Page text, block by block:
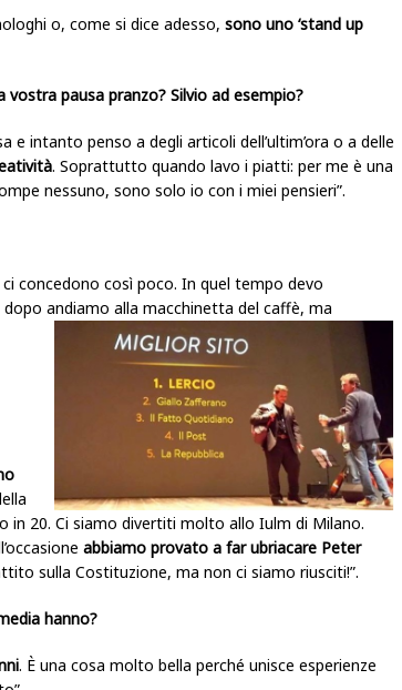
o, come si dice adesso, sono uno ‘stand up
vostra pausa pranzo? Silvio ad esempio?
e intanto penso a degli articoli dell’ultim’ora o a delle
. Soprattutto quando lavo i piatti: per me è una
nessuno, sono solo io con i miei pensieri”.
concedono così poco. In quel tempo devo
andiamo alla macchinetta del caffè, ma
in 20. Ci siamo divertiti molto allo Iulm di Milano.
abbiamo provato a far ubriacare Peter
sulla Costituzione, ma non ci siamo riusciti!”.
hanno?
. È una cosa molto bella perché unisce esperienze